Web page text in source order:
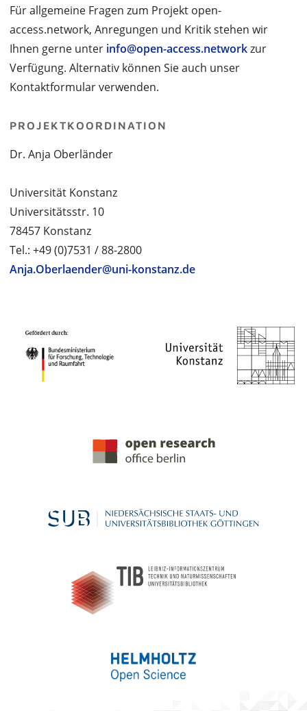
Für allgemeine Fragen zum Projekt open-
access.network, Anregungen und Kritik stehen wir
Ihnen gerne unter info@open-access.networkzur
Verfügung. Alternativ können Sie auch unser
Kontaktformular verwenden.
PROJEKTKOORDINATION
Dr. Anja Oberländer
Universität Konstanz
Universitätsstr. 10
78457 Konstanz
Tel.: +49 (0)7531 / 88-2800
Anja.Oberlaender@uni-konstanz.de